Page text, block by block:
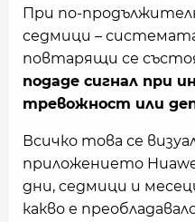
При по-
седмици – системата
повтарящи се
подаде сигнал при
тревожност или
Всичко това се
приложението
дни, седмици и
какво е